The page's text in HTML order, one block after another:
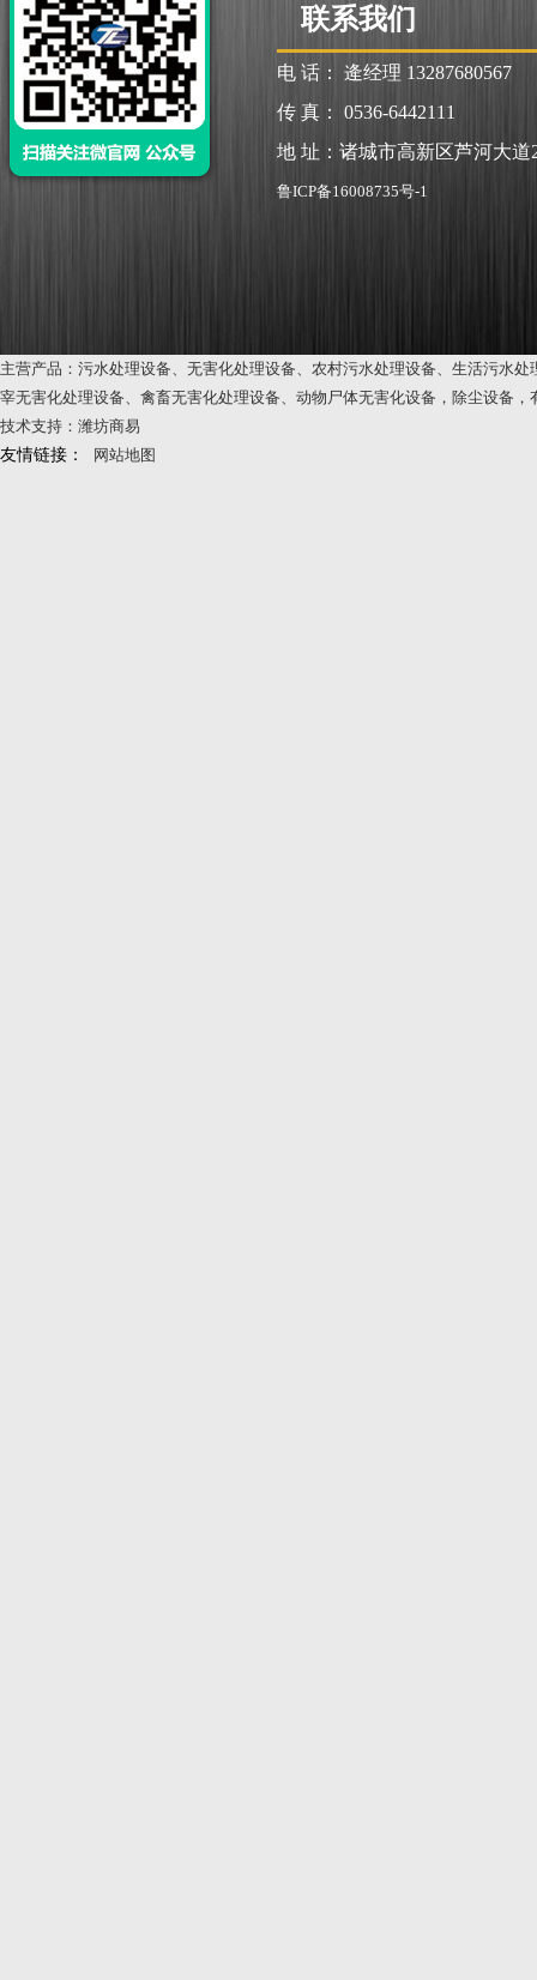
联系我们
电 话： 逄经理 13287680567
传 真： 0536-6442111
地 址：诸城市高新区芦河大道
鲁ICP备16008735号-1
主营产品：污水处理设备、无害化处理设备、农村污水处理设备、生活污水
宰无害化处理设备、禽畜无害化处理设备、动物尸体无害化设备，除尘设备，
技术支持：潍坊商易
友情链接： 网站地图